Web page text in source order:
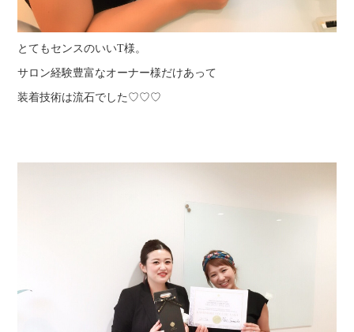
とてもセンスのいいT様。
サロン経験豊富なオーナー様だけあって
装着技術は流石でした♡♡♡